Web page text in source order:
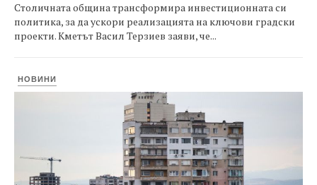
Столичната община трансформира инвестиционната си
политика, за да ускори реализацията на ключови градски
проекти. Кметът Васил Терзиев заяви, че...
НОВИНИ